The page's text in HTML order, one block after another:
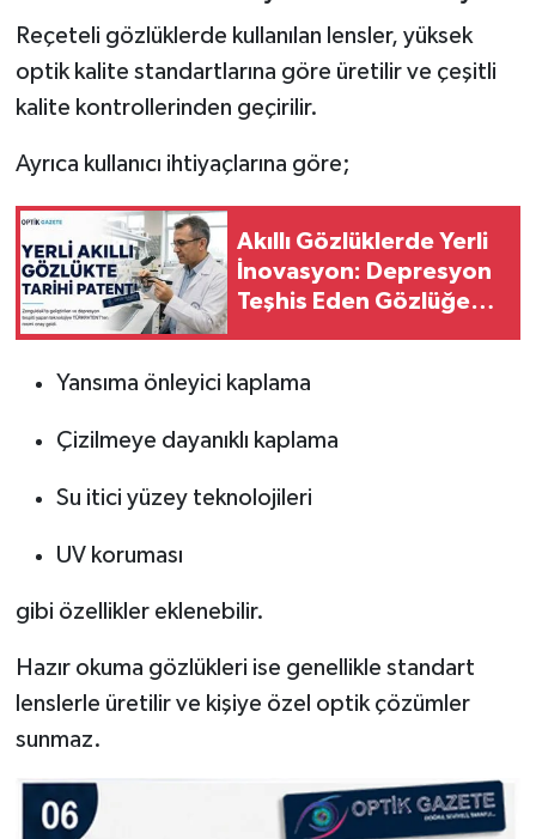
Reçeteli gözlüklerde kullanılan lensler, yüksek
optik kalite standartlarına göre üretilir ve çeşitli
kalite kontrollerinden geçirilir.
Ayrıca kullanıcı ihtiyaçlarına göre;
Akıllı Gözlüklerde Yerli
İnovasyon: Depresyon
Teşhis Eden Gözlüğe
Yansıma önleyici kaplama
Çizilmeye dayanıklı kaplama
Su itici yüzey teknolojileri
UV koruması
gibi özellikler eklenebilir.
Hazır okuma gözlükleri ise genellikle standart
lenslerle üretilir ve kişiye özel optik çözümler
sunmaz.